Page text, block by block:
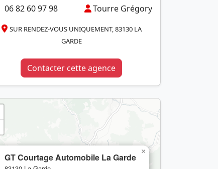
06 82 60 97 98 Tourre Grégory
SUR RENDEZ-VOUS UNIQUEMENT, 83130 LA
GARDE
Contacter cette agence
GT Courtage Automobile La Garde
×